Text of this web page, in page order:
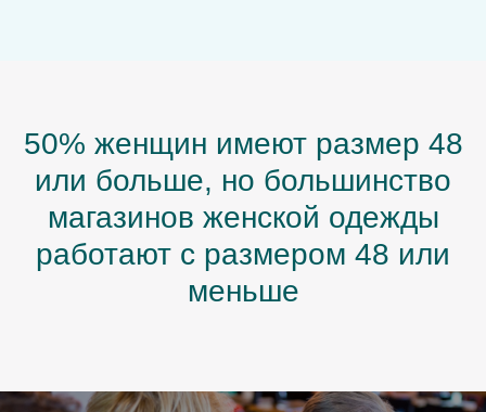
50% женщин имеют размер 48
или больше, но большинство
магазинов женской одежды
работают с размером 48 или
меньше